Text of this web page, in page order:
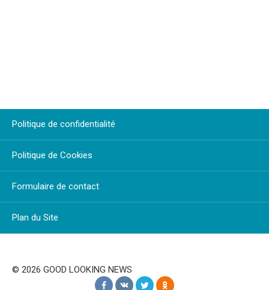
Politique de confidentialité
Politique de Cookies
Formulaire de contact
Plan du Site
© 2026 GOOD LOOKING NEWS